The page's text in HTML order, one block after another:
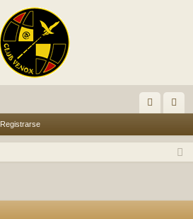
nti ist
Registrarse